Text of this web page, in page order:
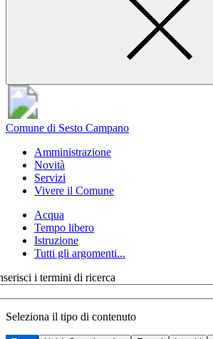
Comune di Sesto Campano
Amministrazione
Novità
Servizi
Vivere il Comune
Acqua
Tempo libero
Istruzione
Tutti gli argomenti...
i termini di ricerca
Seleziona il tipo di contenuto